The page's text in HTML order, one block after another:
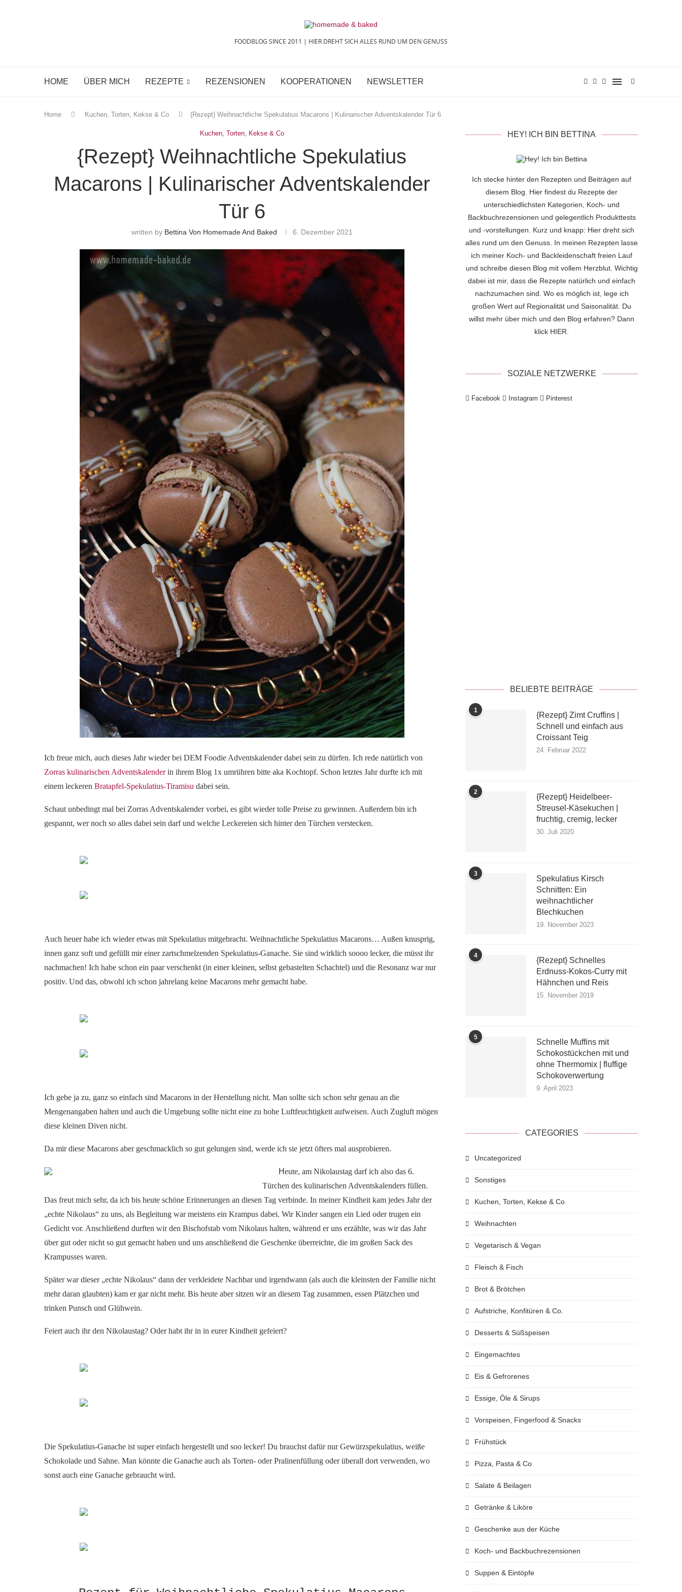
FOODBLOG SINCE 2011 | HIER DREHT SICH ALLES RUND UM DEN GENUSS
HOME ÜBER MICH REZEPTE REZENSIONEN KOOPERATIONEN NEWSLETTER
Home Kuchen, Torten, Kekse & Co {Rezept} Weihnachtliche Spekulatius Macarons | Kulinarischer Adventskalender Tür 6
Kuchen, Torten, Kekse & Co
{Rezept} Weihnachtliche Spekulatius
Macarons | Kulinarischer Adventskalender
Tür 6
written by Bettina Von Homemade And Baked 6. Dezember 2021
Ich freue mich, auch dieses Jahr wieder bei DEM Foodie Adventskalender dabei sein zu dürfen. Ich rede natürlich von
Zorras kulinarischen Adventskalenderin ihrem Blog 1x umrühren bitte aka Kochtopf. Schon letztes Jahr durfte ich mit
einem leckeren Bratapfel-Spekulatius-Tiramisu dabei sein.
Schaut unbedingt mal bei Zorras Adventskalender vorbei, es gibt wieder tolle Preise zu gewinnen. Außerdem bin ich
gespannt, wer noch so alles dabei sein darf und welche Leckereien sich hinter den Türchen verstecken.
Auch heuer habe ich wieder etwas mit Spekulatius mitgebracht. Weihnachtliche Spekulatius Macarons… Außen knusprig,
innen ganz soft und gefüllt mir einer zartschmelzenden Spekulatius-Ganache. Sie sind wirklich soooo lecker, die müsst ihr
nachmachen! Ich habe schon ein paar verschenkt (in einer kleinen, selbst gebastelten Schachtel) und die Resonanz war nur
positiv. Und das, obwohl ich schon jahrelang keine Macarons mehr gemacht habe.
Ich gebe ja zu, ganz so einfach sind Macarons in der Herstellung nicht. Man sollte sich schon sehr genau an die
Mengenangaben halten und auch die Umgebung sollte nicht eine zu hohe Luftfeuchtigkeit aufweisen. Auch Zugluft mögen
diese kleinen Diven nicht.
Da mir diese Macarons aber geschmacklich so gut gelungen sind, werde ich sie jetzt öfters mal ausprobieren.
Heute, am Nikolaustag darf ich also das 6.
Türchen des kulinarischen Adventskalenders füllen.
Das freut mich sehr, da ich bis heute schöne Erinnerungen an diesen Tag verbinde. In meiner Kindheit kam jedes Jahr der
„echte Nikolaus“ zu uns, als Begleitung war meistens ein Krampus dabei. Wir Kinder sangen ein Lied oder trugen ein
Gedicht vor. Anschließend durften wir den Bischofstab vom Nikolaus halten, während er uns erzählte, was wir das Jahr
über gut oder nicht so gut gemacht haben und uns anschließend die Geschenke überreichte, die im großen Sack des
Krampusses waren.
Später war dieser „echte Nikolaus“ dann der verkleidete Nachbar und irgendwann (als auch die kleinsten der Familie nicht
mehr daran glaubten) kam er gar nicht mehr. Bis heute aber sitzen wir an diesem Tag zusammen, essen Plätzchen und
trinken Punsch und Glühwein.
Feiert auch ihr den Nikolaustag? Oder habt ihr in in eurer Kindheit gefeiert?
Die Spekulatius-Ganache ist super einfach hergestellt und soo lecker! Du brauchst dafür nur Gewürzspekulatius, weiße
Schokolade und Sahne. Man könnte die Ganache auch als Torten- oder Pralinenfüllung oder überall dort verwenden, wo
sonst auch eine Ganache gebraucht wird.
HEY! ICH BIN BETTINA
Ich stecke hinter den Rezepten und Beiträgen auf
diesem Blog. Hier findest du Rezepte der
unterschiedlichsten Kategorien, Koch- und
Backbuchrezensionen und gelegentlich Produkttests
und -vorstellungen. Kurz und knapp: Hier dreht sich
alles rund um den Genuss. In meinen Rezepten lasse
ich meiner Koch- und Backleidenschaft freien Lauf
und schreibe diesen Blog mit vollem Herzblut. Wichtig
dabei ist mir, dass die Rezepte natürlich und einfach
nachzumachen sind. Wo es möglich ist, lege ich
großen Wert auf Regionalität und Saisonalität. Du
willst mehr über mich und den Blog erfahren? Dann
klick HIER
SOZIALE NETZWERKE
Facebook Instagram Pinterest
BELIEBTE BEITRÄGE
1
{Rezept} Zimt Cruffins |
Schnell und einfach aus
Croissant Teig
24. Februar 2022
2
{Rezept} Heidelbeer-
Streusel-Käsekuchen |
fruchtig, cremig, lecker
30. Juli 2020
3
Spekulatius Kirsch
Schnitten: Ein
weihnachtlicher
Blechkuchen
19. November 2023
4
{Rezept} Schnelles
Erdnuss-Kokos-Curry mit
Hähnchen und Reis
15. November 2019
5
Schnelle Muffins mit
Schokostückchen mit und
ohne Thermomix | fluffige
Schokoverwertung
9. April 2023
CATEGORIES
Uncategorized
Sonstiges
Kuchen, Torten, Kekse & Co
Weihnachten
Vegetarisch & Vegan
Fleisch & Fisch
Brot & Brötchen
Aufstriche, Konfitüren & Co.
Desserts & Süßspeisen
Eingemachtes
Eis & Gefrorenes
Essige, Öle & Sirups
Vorspeisen, Fingerfood & Snacks
Frühstück
Pizza, Pasta & Co
Salate & Beilagen
Getränke & Liköre
Geschenke aus der Küche
Koch- und Backbuchrezensionen
Suppen & Eintöpfe